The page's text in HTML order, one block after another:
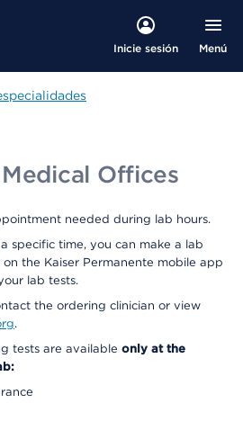
Inicie sesión Menú
Offices
needed during lab hours.
specific time, you can make a lab
on the Kaiser Permanente mobile app
lab tests.
the ordering clinician or view
.
tests are available only at the